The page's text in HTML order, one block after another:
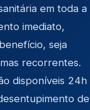
em toda a
imediato,
seja
recorrentes.
disponíveis 24h
de